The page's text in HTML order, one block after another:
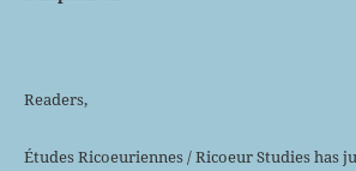
Readers,
Études Ricoeuriennes / Ricoeur Studies has